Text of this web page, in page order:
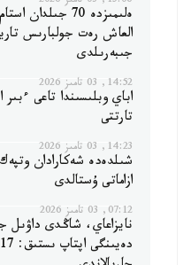
ەلىمىزدە 70
العاش رەت جولبارىس
جىبەرىلدى
14:52, 03 تامىز 2026
اباي وبلىسىندا تاعى
تارتتى
14:23, 03 تامىز 2026
ازاماتى ۇستالدى
07:12, 03 تامىز 2026